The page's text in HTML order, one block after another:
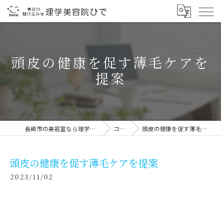
頭皮の健康を促す薄毛ケアを
提案
長崎市の美容室なら理学美容院ひで コラム 頭皮の健康を促す薄毛ケアを提案
頭皮の健康を促す薄毛ケアを提案
2023/11/02